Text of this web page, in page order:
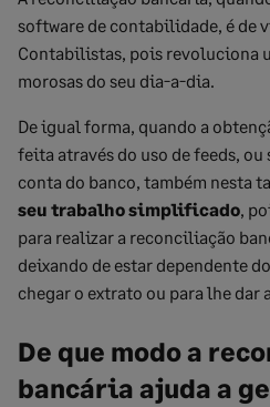
software de contabilidade, é de
Contabilistas, pois revoluciona
morosas do seu dia-a-dia.
De igual forma, quando a
feita através do uso de feeds,
conta do banco, também nesta
seu trabalho simplificado,
para realizar a reconciliação
deixando de estar dependente
chegar o extrato ou para lhe dar
De que modo a
bancária ajuda a